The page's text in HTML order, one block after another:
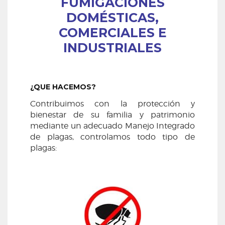
DOMÉSTICAS,
COMERCIALES E
INDUSTRIALES
¿QUE HACEMOS?
Contribuimos con la protección y
bienestar de su familia y patrimonio
mediante un adecuado Manejo Integrado
de plagas, controlamos todo tipo de
plagas: